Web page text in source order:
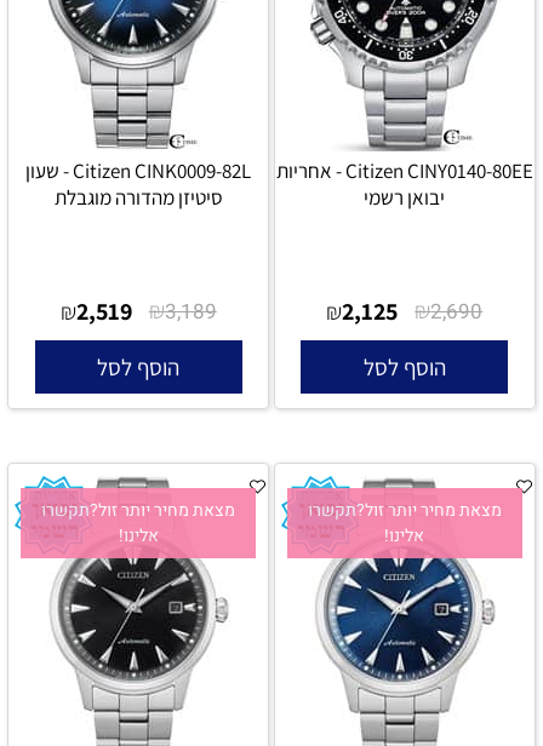
Citizen CINY0140-80EE - אחריות
יבואן רשמי
₪2,690
₪2,125
הוסף לסל
Citizen CINK0009-82L - שעון
סיטיזן מהדורה מוגבלת
₪3,189
₪2,519
הוסף לסל
מצאת מחיר יותר זול?תקשרו
אלינו!
מצאת מחיר יותר זול?תקשרו
אלינו!